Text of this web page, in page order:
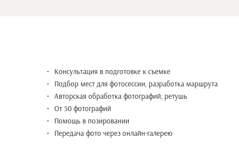
Консультация в подготовке к съемке
Подбор мест для фотосессии, разработка маршрута
Авторская обработка фотографий, ретушь
От 50 фотографий
Помощь в позировании
Передача фото через онлайн-галерею